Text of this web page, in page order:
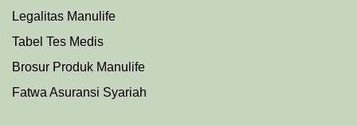
Legalitas Manulife
Tabel Tes Medis
Brosur Produk Manulife
Fatwa Asuransi Syariah